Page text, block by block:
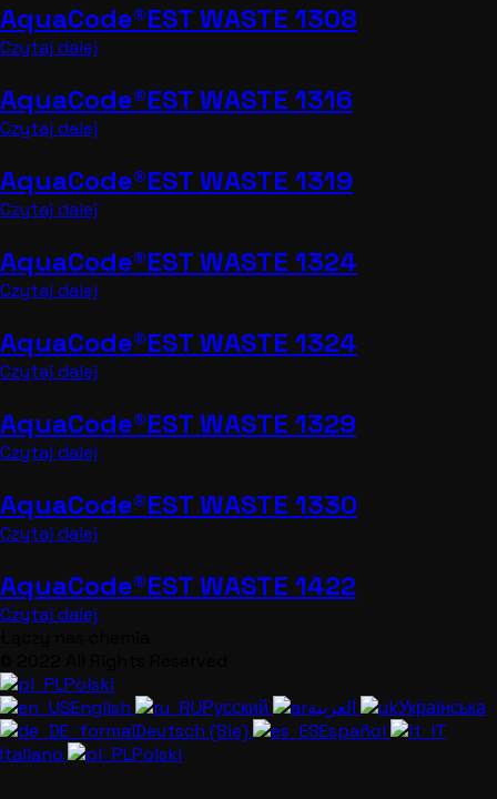
AquaCode®EST WASTE 1308
Czytaj dalej
AquaCode®EST WASTE 1316
Czytaj dalej
AquaCode®EST WASTE 1319
Czytaj dalej
AquaCode®EST WASTE 1324
Czytaj dalej
AquaCode®EST WASTE 1324
Czytaj dalej
AquaCode®EST WASTE 1329
Czytaj dalej
AquaCode®EST WASTE 1330
Czytaj dalej
AquaCode®EST WASTE 1422
Czytaj dalej
Polski
English
Русский
Українська
Deutsch (Sie)
Español
Italiano
Polski